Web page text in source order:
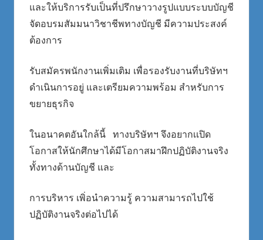
และให้บริการรับเป็นที่ปรึกษาวางรูปแบบระบบบัญชี
จัดอบรมสัมมนาวิชาชีพทางบัญชี มีความประสงค์
ต้องการ
รับสมัครพนักงานเพิ่มเติม เพื่อรองรับงานที่บริษัทฯ
ดำเนินการอยู่ และเตรียมความพร้อม สำหรับการ
ขยายธุรกิจ
ในอนาคตอันใกล้นี้ ทางบริษัทฯ จึงอยากเเปิด
โอกาสให้นักศึกษาได้มีโอกาสมาฝึกปฏิบัติงานจริง
ทั้งทางด้านบัญชี และ
การบริหาร เพิ่อนำความรู้ ความสามารถไปใช้
ปฏิบัติงานจริงต่อไปได้